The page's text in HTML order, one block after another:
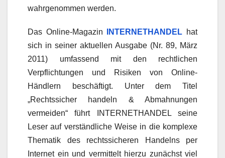
wahrgenommen werden.
Das Online-Magazin INTERNETHANDEL hat
sich in seiner aktuellen Ausgabe (Nr. 89, März
2011) umfassend mit den rechtlichen
Verpflichtungen und Risiken von Online-
Händlern beschäftigt. Unter dem Titel
„Rechtssicher handeln & Abmahnungen
vermeiden“ führt INTERNETHANDEL seine
Leser auf verständliche Weise in die komplexe
Thematik des rechtssicheren Handelns per
Internet ein und vermittelt hierzu zunächst viel